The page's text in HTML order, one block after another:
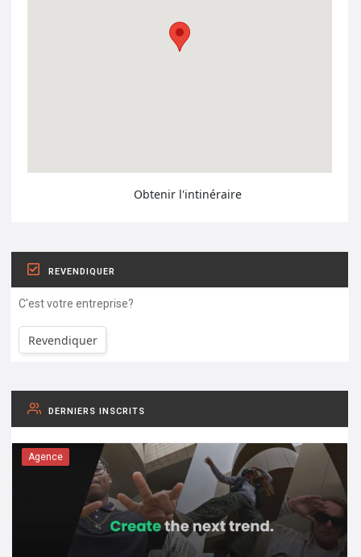
Obtenir l'intinéraire
REVENDIQUER
C'est votre entreprise?
Revendiquer
DERNIERS INSCRITS
Agence